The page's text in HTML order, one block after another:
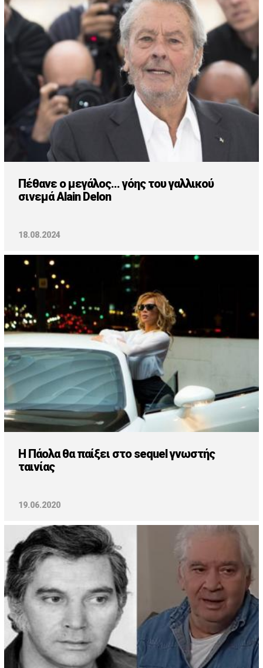
ΣΥΝΔΕΣΜΟΙ
Πρώτο
Style
Πέθανε ο μεγάλος... γόης του γαλλικού
σινεμά Alain Delon
18.08.2024
H Πάολα θα παίξει στο sequel γνωστής
ταινίας
19.06.2020